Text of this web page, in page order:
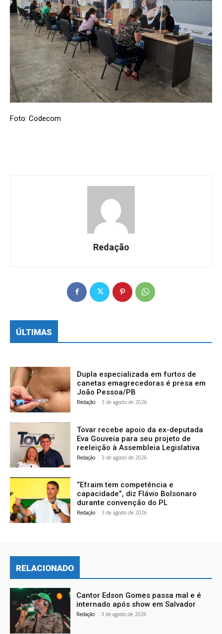
Foto: Codecom
Redação
ÚLTIMAS
Dupla especializada em furtos de
canetas emagrecedoras é presa em
João Pessoa/PB
Redação - 3 de agosto de 2026
Tovar recebe apoio da ex-deputada
Eva Gouveia para seu projeto de
reeleição à Assembleia Legislativa
Redação - 3 de agosto de 2026
“Efraim tem competência e
capacidade”, diz Flávio Bolsonaro
durante convenção do PL
Redação - 3 de agosto de 2026
RELACIONADO
Cantor Edson Gomes passa mal e é
internado após show em Salvador
Redação - 3 de agosto de 2026